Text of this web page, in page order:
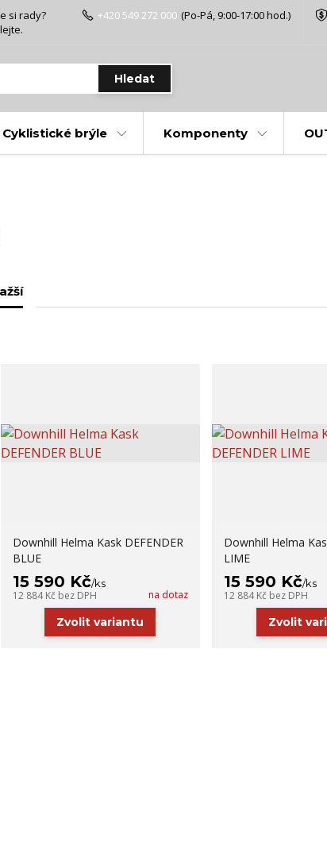
Hledat
si rady?
+420 549 272 000 (Po-Pá, 9:00-17:00 hod.)
Cyklistické brýle Komponenty
Downhill Helma Kask DEFENDER
BLUE
15 590 Kč/ks
12 884 Kč bez DPH na dotaz
Zvolit variantu
Downhill Helma
LIME
15 590 Kč/ks
12 884 Kč bez DPH
Zvolit